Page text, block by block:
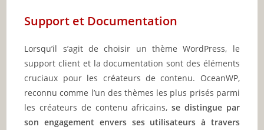
Support et Documentation
Lorsqu’il s’agit de choisir un thème WordPress, le
support client et la documentation sont des éléments
cruciaux pour les créateurs de contenu. OceanWP,
reconnu comme l’un des thèmes les plus prisés parmi
les créateurs de contenu africains,se distingue par
son engagement envers ses utilisateurs à travers